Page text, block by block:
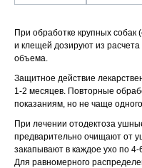
При обработке крупных
и клещей дозируют из расчета
объема.
Защитное действие
1-2 месяцев. Повторные
показаниям, но не чаще
При лечении отодектоза
предварительно очищают от
закапывают в каждое ухо по
Для равномерного
© 2015—2026 ООО «Сытая